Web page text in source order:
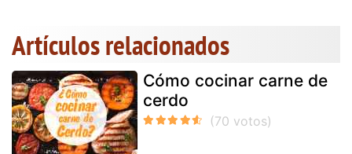
Artículos relacionados
Cómo cocinar carne de
cerdo